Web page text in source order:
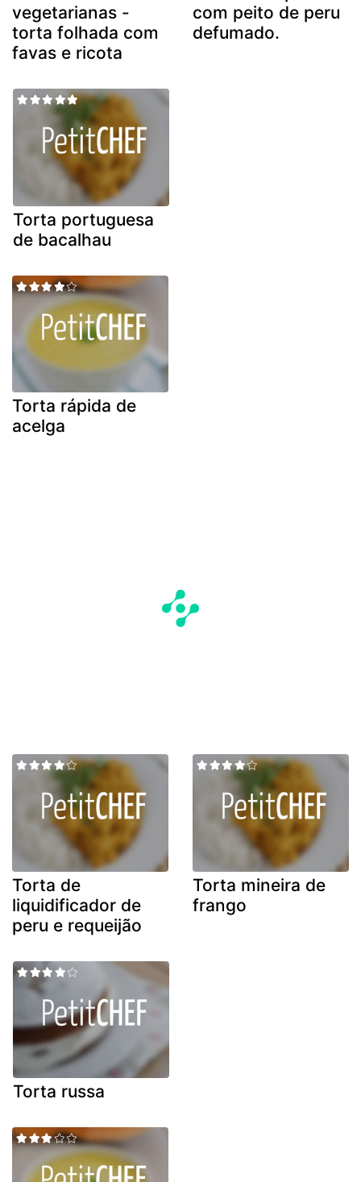
vegetarianas -
torta folhada com
favas e ricota
com peito de peru
defumado.
Torta portuguesa
de bacalhau
Torta rápida de
acelga
Torta de
liquidificador de
peru e requeijão
Torta mineira de
frango
Torta russa